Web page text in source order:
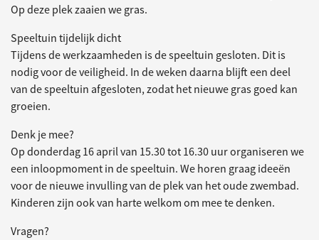
Op deze plek zaaien we gras.
Speeltuin tijdelijk dicht
Tijdens de werkzaamheden is de speeltuin gesloten. Dit is
nodig voor de veiligheid. In de weken daarna blijft een deel
van de speeltuin afgesloten, zodat het nieuwe gras goed kan
groeien.
Denk je mee?
Op donderdag 16 april van 15.30 tot 16.30 uur organiseren we
een inloopmoment in de speeltuin. We horen graag ideeën
voor de nieuwe invulling van de plek van het oude zwembad.
Kinderen zijn ook van harte welkom om mee te denken.
Vragen?